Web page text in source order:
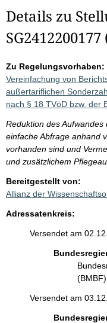
Details zu
SG2412200177
Zu Regelungsvorhaben:
Vereinfachung von
außertariflichen
nach § 18 TVöD bzw. der
Reduktion des
einfache Abfrage anhand
vorhanden sind und
und zusätzlichem
Bereitgestellt von:
Allianz der
Adressatenkreis:
Versendet am
Versendet am